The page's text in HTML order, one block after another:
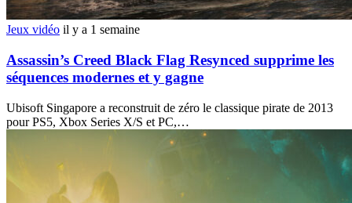
Jeux vidéo il y a 1 semaine
Assassin’s Creed Black Flag Resynced supprime les
séquences modernes et y gagne
Ubisoft Singapore a reconstruit de zéro le classique pirate de 2013
pour PS5, Xbox Series X/S et PC,…